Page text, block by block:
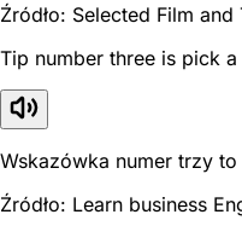
Źródło: Selected Film
Tip number three is pick
Wskazówka numer trzy
Źródło: Learn business